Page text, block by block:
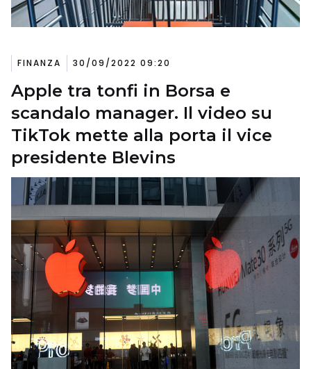
FINANZA 30/09/2022 09:20
Apple tra tonfi in Borsa e
scandalo manager. Il video su
TikTok mette alla porta il vice
presidente Blevins